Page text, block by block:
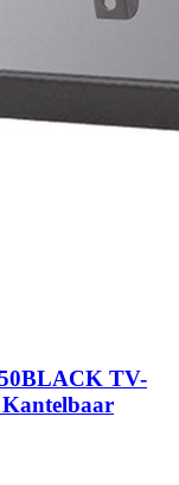
TV-
Kantelbaar